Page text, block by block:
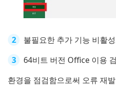
불필요한 추가 기능 비활
64비트 버전 Office 이용
환경을 점검함으로써 오류 재